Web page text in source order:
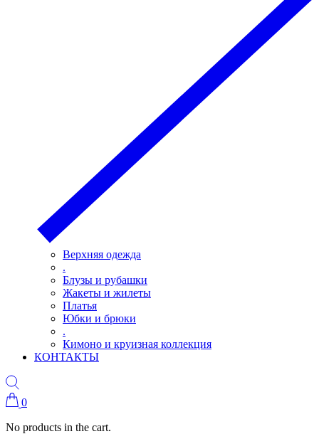
Верхняя одежда
.
Блузы и рубашки
Жакеты и жилеты
Платья
Юбки и брюки
.
Кимоно и круизная коллекция
КОНТАКТЫ
0
No products in the cart.